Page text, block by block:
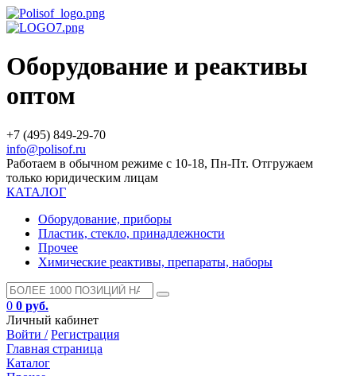
Оборудование и реактивы
оптом
+7 (495) 849-29-70
info@polisof.ru
Работаем в обычном режиме с 10-18, Пн-Пт. Отгружаем
только юридическим лицам
КАТАЛОГ
Оборудование, приборы
Пластик, стекло, принадлежности
Прочее
Химические реактивы, препараты, наборы
0 0 руб.
Личный кабинет
Войти / Регистрация
Главная страница
Каталог